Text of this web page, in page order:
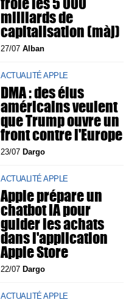
milliards de
capitalisation (màj)
27/07Alban
ACTUALITÉ APPLE
DMA : des élus
américains veulent
que Trump ouvre un
front contre l'Europe
23/07 Dargo
ACTUALITÉ APPLE
Apple prépare un
chatbot IA pour
guider les achats
dans l'application
Apple Store
22/07 Dargo
ACTUALITÉ APPLE